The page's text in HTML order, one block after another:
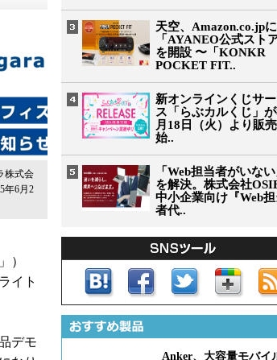
株式会
年6月2
）
イト
デモ
天空、Amazon.co.jpに
「AYANEO公式ストア
を開設 〜「KONKR
POCKET FIT..
新オンラインくじサ
ス「らぶカルくじ」
月18日（火）より販
始..
「Web担当者がいない
を解決。株式会社
中小企業向け『Web担
者代..
Anker、大容量モバイ